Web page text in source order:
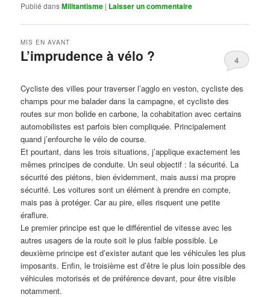
Publié dansMilitantisme | Laisser un commentaire
L’imprudence à vélo ?
MIS EN AVANT
4
Cycliste des villes pour traverser l’agglo en veston, cycliste des
champs pour me balader dans la campagne, et cycliste des
routes sur mon bolide en carbone, la cohabitation avec certains
automobilistes est parfois bien compliquée. Principalement
quand j’enfourche le vélo de course.
Et pourtant, dans les trois situations, j’applique exactement les
mêmes principes de conduite. Un seul objectif : la sécurité. La
sécurité des piétons, bien évidemment, mais aussi ma propre
sécurité. Les voitures sont un élément à prendre en compte,
mais pas à protéger. Car au pire, elles risquent une petite
éraflure.
Le premier principe est que le différentiel de vitesse avec les
autres usagers de la route soit le plus faible possible. Le
deuxième principe est d’exister autant que les véhicules les plus
imposants. Enfin, le troisième est d’être le plus loin possible des
véhicules motorisés et de préférence devant, pour être visible
notamment.